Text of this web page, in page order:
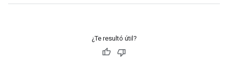
¿Te resultó útil?